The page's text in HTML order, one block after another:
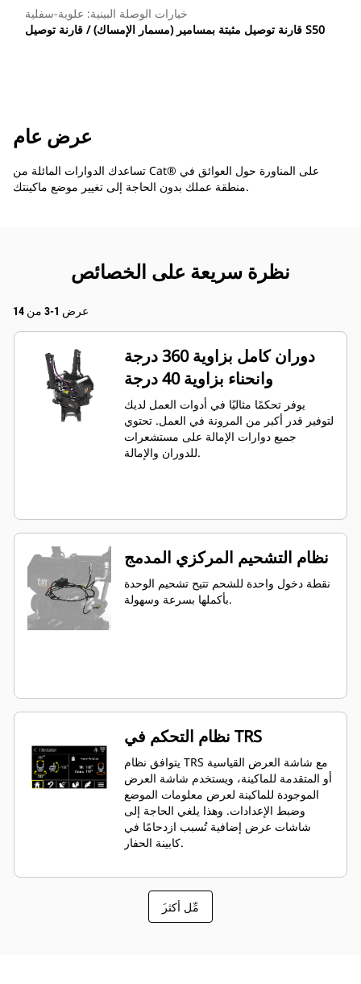
خيارات الوصلة البينية: علوية-سفلية
قارنة توصيل مثبتة بمسامير (مسمار الإمساك) / قارنة توصيل S50
عرض عام
تساعدك الدوارات المائلة من Cat® على المناورة حول العوائق في
منطقة عملك بدون الحاجة إلى تغيير موضع ماكينتك.
نظرة سريعة على الخصائص
عرض 1-3 من 14
دوران كامل بزاوية 360 درجة
وانحناء بزاوية 40 درجة
يوفر تحكمًا مثاليًا في أدوات العمل لديك
لتوفير قدر أكبر من المرونة في العمل. تحتوي
جميع دوارات الإمالة على مستشعرات
للدوران والإمالة.
نظام التشحيم المركزي المدمج
نقطة دخول واحدة للشحم تتيح تشحيم الوحدة
بأكملها بسرعة وسهولة.
نظام التحكم في TRS
يتوافق نظام TRS مع شاشة العرض القياسية
أو المتقدمة للماكينة، ويستخدم شاشة العرض
الموجودة للماكينة لعرض معلومات الموضع
وضبط الإعدادات. وهذا يلغي الحاجة إلى
شاشات عرض إضافية تُسبب ازدحامًا في
كابينة الحفار.
َمِّل أكثر